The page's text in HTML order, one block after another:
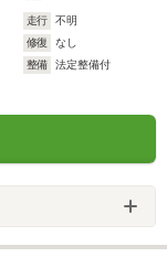
走行
不明
修復
なし
整備
法定整備付